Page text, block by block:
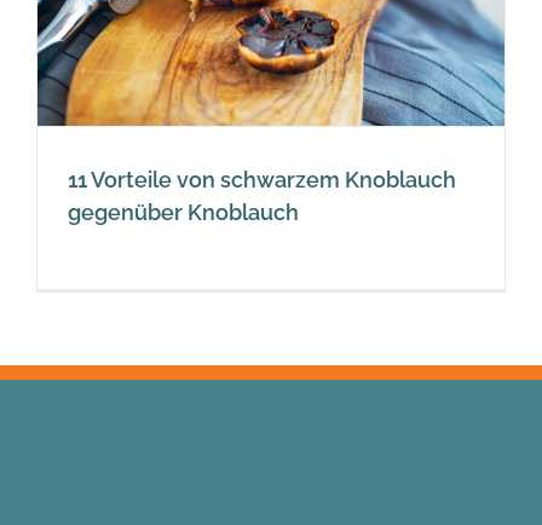
11 Vorteile von schwarzem Knoblauch
gegenüber Knoblauch